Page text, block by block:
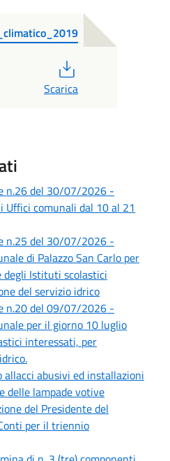
Scarica
n.26 del 30/07/2026 -
Uffici comunali dal 10 al 21
n.25 del 30/07/2026 -
di Palazzo San Carlo per
Istituti scolastici
del servizio idrico
n.20 del 09/07/2026 -
per il giorno 10 luglio
interessati, per
abusivi ed installazioni
delle lampade votive
del Presidente del
per il triennio